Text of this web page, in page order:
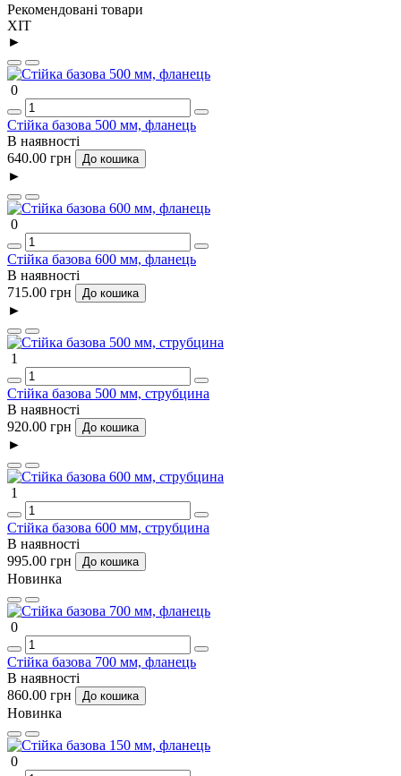
Рекомендовані товари
ХІТ
►
0
Стійка базова 500 мм, фланець
В наявності
640.00 грн
До кошика
►
0
Стійка базова 600 мм, фланець
В наявності
715.00 грн
До кошика
►
1
Стійка базова 500 мм, струбцина
В наявності
920.00 грн
До кошика
►
1
Стійка базова 600 мм, струбцина
В наявності
995.00 грн
До кошика
Новинка
0
Стійка базова 700 мм, фланець
В наявності
860.00 грн
До кошика
Новинка
0